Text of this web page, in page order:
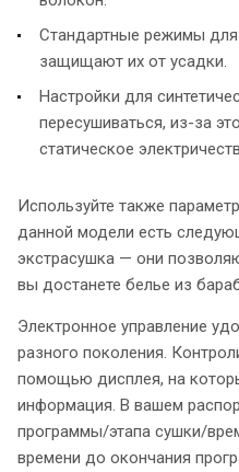
Стандартные режимы для
защищают их от усадки.
Настройки для
пересушиваться, из-за
статическое
Используйте также
данной модели есть
экстрасушка — они
вы достанете белье из
Электронное управление
разного поколения.
помощью дисплея, на
информация. В вашем
программы/этапа сушки/
времени до окончания